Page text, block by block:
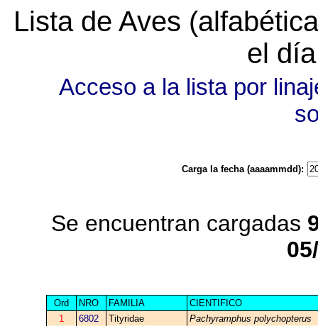
Lista de Aves
el
Acceso a la lista por
Carga la fecha (aaaammdd):
Se encuentran cargadas
Ord NRO FAMILIA
CIENTIFICO
1
6802 Tityridae
Pachyramphus polychopterus